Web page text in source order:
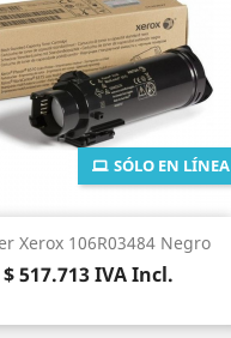
Xerox 106R03484 Negro
Precio
$ 517.713IVA Incl.
SÓLO EN LÍNEA